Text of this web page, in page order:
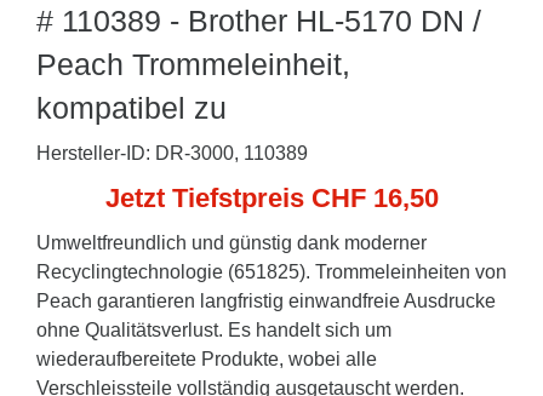
# 110389 - Brother HL-5170 DN /
Peach Trommeleinheit,
kompatibel zu
Hersteller-ID: DR-3000, 110389
Jetzt Tiefstpreis CHF 16,50
Umweltfreundlich und günstig dank moderner
Recyclingtechnologie (651825). Trommeleinheiten von
Peach garantieren langfristig einwandfreie Ausdrucke
ohne Qualitätsverlust. Es handelt sich um
wiederaufbereitete Produkte, wobei alle
Verschleissteile vollständig ausgetauscht werden.